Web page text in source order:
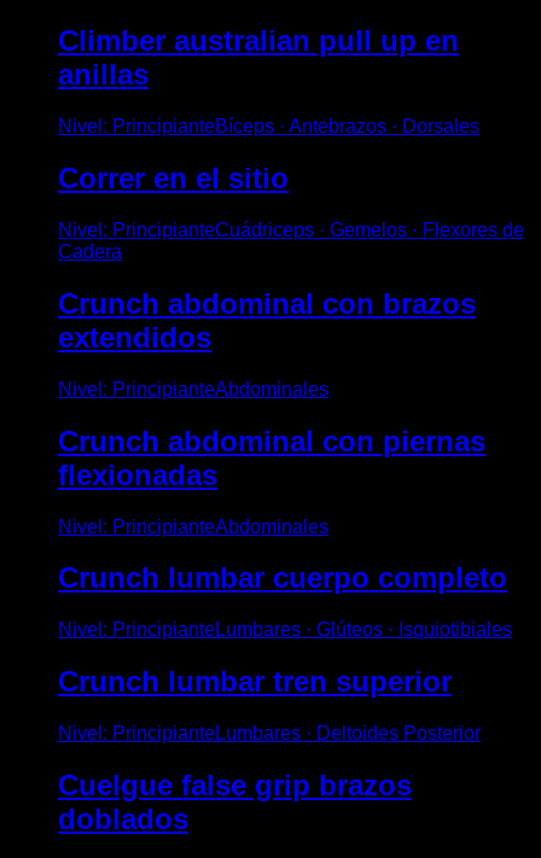
Climber australian pull up en
anillas
Nivel : PrincipianteBíceps · Antebrazos · Dorsales
Correr en el sitio
Nivel : PrincipianteCuádriceps · Gemelos · Flexores de
Cadera
Crunch abdominal con brazos
extendidos
Nivel : PrincipianteAbdominales
Crunch abdominal con piernas
flexionadas
Nivel : PrincipianteAbdominales
Crunch lumbar cuerpo completo
Nivel : PrincipianteLumbares · Glúteos · Isquiotibiales
Crunch lumbar tren superior
Nivel : PrincipianteLumbares · Deltoides Posterior
Cuelgue false grip brazos
doblados